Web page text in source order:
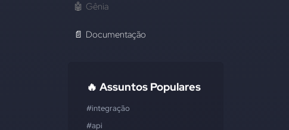
🤖 Gênia
📄 Documentação
🔥 Assuntos Populares
#integração
#api